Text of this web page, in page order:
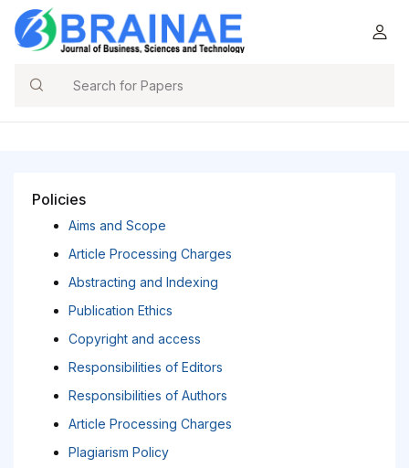
Policies
Aims and Scope
Article Processing Charges
Abstracting and Indexing
Publication Ethics
Copyright and access
Responsibilities of Editors
Responsibilities of Authors
Article Processing Charges
Plagiarism Policy